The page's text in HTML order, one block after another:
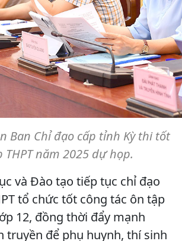
Ban Chỉ đạo cấp tỉnh Kỳ thi tốt
THPT năm 2025 dự họp.
và Đào tạo tiếp tục chỉ đạo
tổ chức tốt công tác ôn tập
12, đồng thời đẩy mạnh
truyền để phụ huynh, thí sinh